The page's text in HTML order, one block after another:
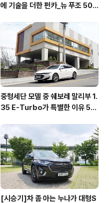
에 기술을 더한 펀카_뉴 푸조 508
중형세단 모델 중 쉐보레 말리부 1.
35 E-Turbo가 특별한 이유 5가
[시승기]차 좀 아는 누나가 대형S